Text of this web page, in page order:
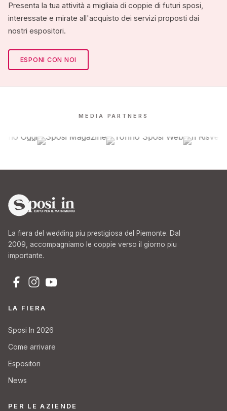
Presenta la tua attività a migliaia di coppie di futuri sposi,
interessate e mirate all'acquisto dei servizi proposti dai
nostri espositori.
ESPONI CON NOI
MEDIA PARTNERS
La fiera del wedding piu prestigiosa del Piemonte. Dal
2009, accompagniamo le coppie verso il giorno piu
importante.
LA FIERA
Sposi In 2026
Come arrivare
Espositori
News
PER LE AZIENDE